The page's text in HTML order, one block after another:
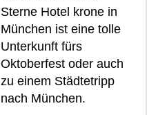
Sterne Hotel krone in
München ist eine tolle
Unterkunft fürs
Oktoberfest oder auch
zu einem Städtetripp
nach München.